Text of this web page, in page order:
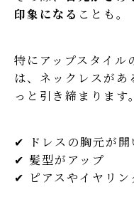
印象になる ことも。
特にアップスタイル
は、ネックレスが
っと引き締まります。
✔ ドレスの胸元が開
✔ 髪型がアップ
✔ ピアスやイヤリン